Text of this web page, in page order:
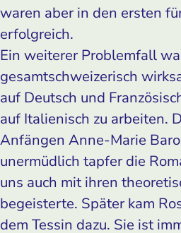
waren aber in den ersten
erfolgreich.
Ein weiterer Problemfall
gesamtschweizerisch
auf Deutsch und
auf Italienisch zu arbeiten.
Anfängen Anne-Marie
unermüdlich tapfer die
uns auch mit ihren
begeisterte. Später kam
dem Tessin dazu. Sie ist